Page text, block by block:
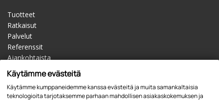
Tuotteet
Ratkaisut
Palvelut
Referenssit
Ajankohtaista
Materiaalipankki
Yhteystiedot
Jälleenmyyjät
Käytämme evästeitä
Käytämme kumppaneidemme kanssa evästeitä ja muita samankaltaisia
teknologioita tarjotaksemme parhaan mahdollisen asiakaskokemuksen ja